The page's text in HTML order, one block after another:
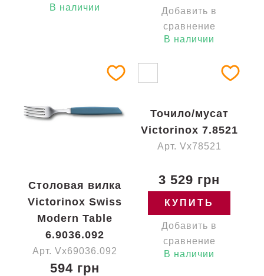
В наличии
Добавить в
сравнение
В наличии
Столовая вилка
Victorinox Swiss
Modern Table
6.9036.092
Арт. Vx69036.092
594 грн
Точило/мусат
Victorinox 7.8521
Арт. Vx78521
3 529 грн
КУПИТЬ
Добавить в
сравнение
В наличии